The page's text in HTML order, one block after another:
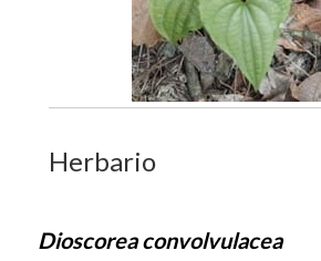
Herbario
Dioscorea convolvulacea